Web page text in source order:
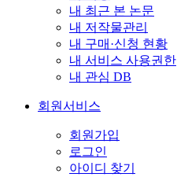
내 최근 본 논문
내 저작물관리
내 구매·신청 현황
내 서비스 사용권한
내 관심 DB
회원서비스
회원가입
로그인
아이디 찾기